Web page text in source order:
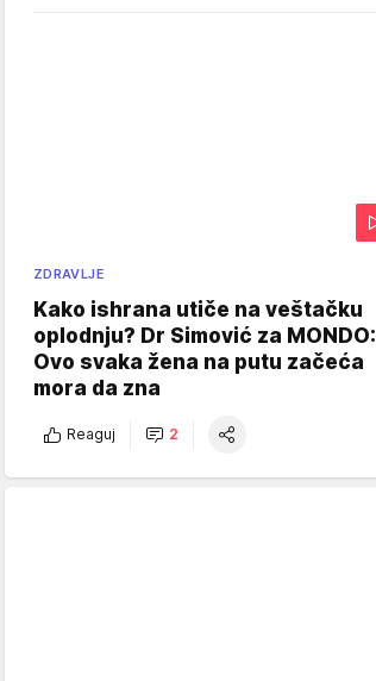
ZDRAVLJE
Kako ishrana utiče na veštačku
oplodnju? Dr Simović za MONDO:
Ovo svaka žena na putu začeća
mora da zna
Reaguj 2